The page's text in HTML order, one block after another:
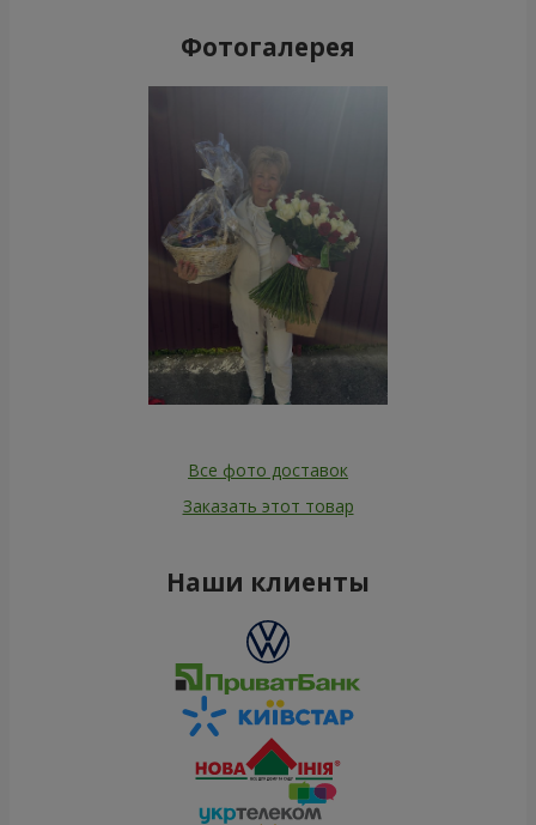
Фотогалерея
Все фото доставок
Заказать этот товар
Наши клиенты